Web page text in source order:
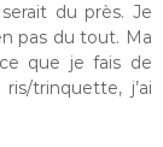
du près. Je
pas du tout. Ma
que je fais de
trinquette, j’ai